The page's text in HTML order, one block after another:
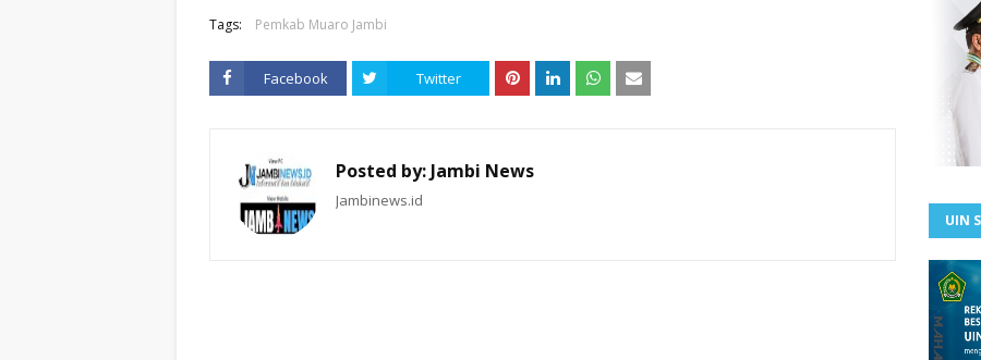
Tags: Pemkab Muaro Jambi
Facebook Twitter
Posted by: Jambi News
Jambinews.id
UIN